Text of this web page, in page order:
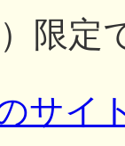
限定
サイ